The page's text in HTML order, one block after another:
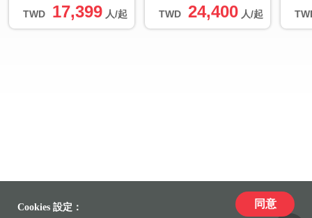
TWD 17,399 人/起 TWD 24,400 人/起
Cookies 設定： 同意